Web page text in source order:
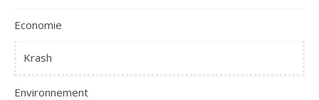
Economie
Krash
Environnement